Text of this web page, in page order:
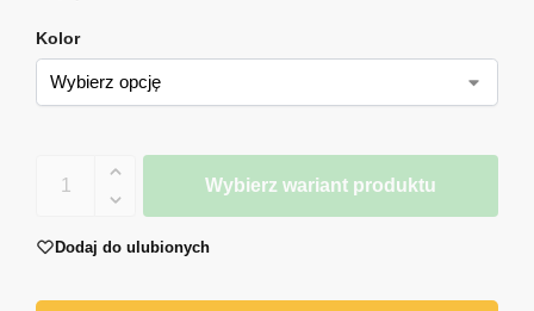
Kolor
Wybierz wariant produktu
Dodaj do ulubionych